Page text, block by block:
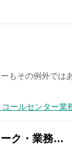
もその例外では
ールセンター業
ーク・業務…